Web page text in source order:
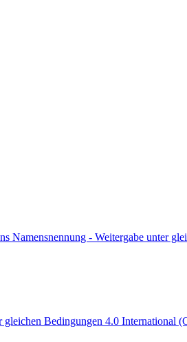
Namensnennung - Weitergabe unter